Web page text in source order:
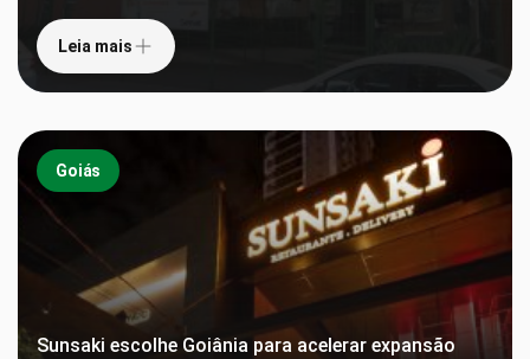
Leia mais
Goiás
Sunsaki escolhe Goiânia para acelerar expansão